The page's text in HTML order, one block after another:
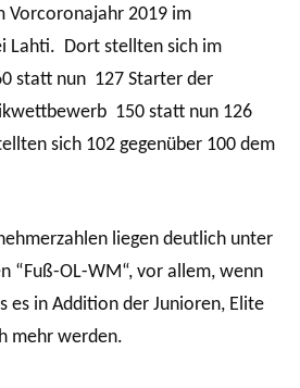
Vorcoronajahr 2019 im
Lahti. Dort stellten sich im
statt nun 127 Starter der
150 statt nun 126
sich 102 gegenüber 100 dem
liegen deutlich unter
“Fuß-OL-WM“, vor allem, wenn
es in Addition der Junioren, Elite
mehr werden.